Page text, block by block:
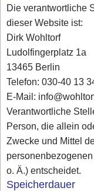
Die verantwortliche
dieser Website ist:
Dirk Wohltorf
Ludolfingerplatz 1a
13465 Berlin
Telefon: 030-40 13
E-Mail:
Verantwortliche
Person, die allein
Zwecke und Mittel
o. Ä.) entscheidet.
Speicherdauer